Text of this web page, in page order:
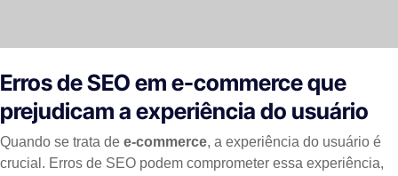
Erros de SEO em e-commerce que
prejudicam a experiência do usuário
Quando se trata de e-commerce, a experiência do usuário é
crucial. Erros de SEO podem comprometer essa experiência,